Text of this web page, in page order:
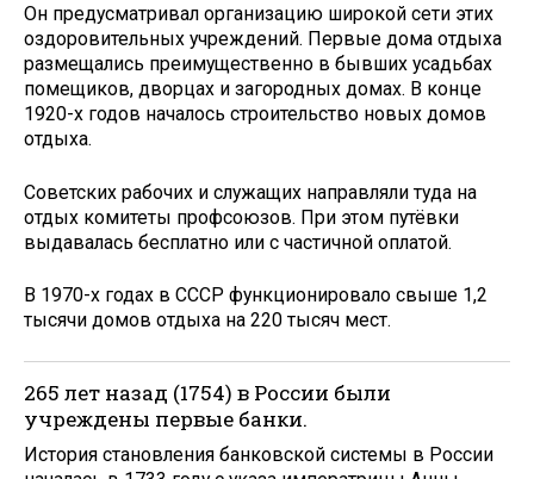
Он предусматривал организацию широкой сети этих
оздоровительных учреждений. Первые дома отдыха
размещались преимущественно в бывших усадьбах
помещиков, дворцах и загородных домах. В конце
1920-х годов началось строительство новых домов
отдыха.
Советских рабочих и служащих направляли туда на
отдых комитеты профсоюзов. При этом путёвки
выдавалась бесплатно или с частичной оплатой.
В 1970-х годах в СССР функционировало свыше 1,2
тысячи домов отдыха на 220 тысяч мест.
265 лет назад (1754) в России были
учреждены первые банки.
История становления банковской системы в России